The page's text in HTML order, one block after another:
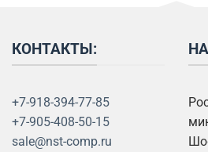
КОНТАКТЫ:
+7-918-394-77-85
+7-905-408-50-15
sale@nst-comp.ru